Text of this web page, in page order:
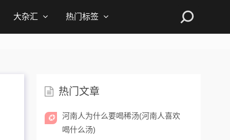
大杂汇 热门标签
热门文章
✪
河南人为什么要喝稀汤(河南人喜欢
喝什么汤)